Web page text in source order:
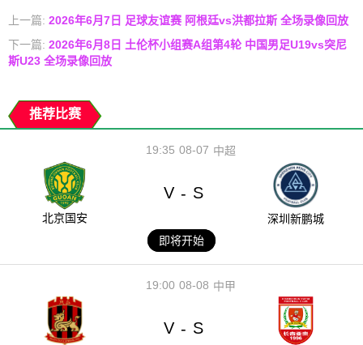
上一篇: 2026年6月7日 足球友谊赛 阿根廷vs洪都拉斯 全场录像回放
下一篇: 2026年6月8日 土伦杯小组赛A组第4轮 中国男足U19vs突尼
斯U23 全场录像回放
推荐比赛
08-07
19:35 中超
北京国安
V - S
深圳新鹏城
即将开始
08-08
19:00 中甲
V - S